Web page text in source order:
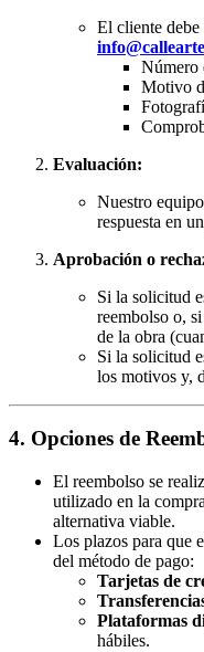
El cliente
Número
Motivo
Evaluación:
Nuestro
respuesta en
Aprobación o
Si la solicitud
reembolso o,
de la obra
Si la solicitud
los motivos y,
4. Opciones de
El reembolso se
utilizado en la
alternativa viable.
Los plazos para que
del método de pago:
Tarjetas de
Plataformas
hábiles.